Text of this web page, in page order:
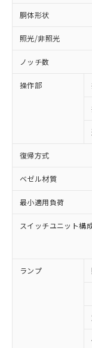
胴体形状
照光/非照光
ノッチ数
操作部
復帰方式
ベゼル材質
最小適用負荷
スイッチユニット構
ランプ